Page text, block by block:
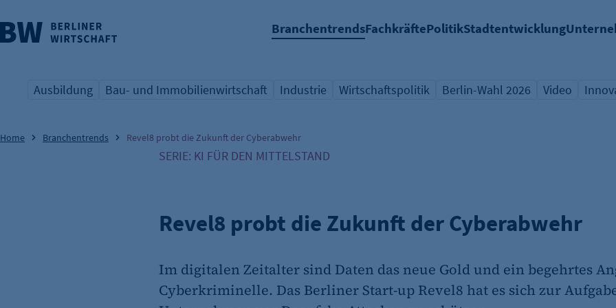
BranchentrendsFachkräftePolitikStadtentwicklung
überspringen
Übersicht Schlagwort
Ausbildung
Übersicht Schlagwort
Bau- und Immobilienwirtschaft
Übersicht Schlagwort
Industrie
Übersicht Schlagwort
Wirtschaftspolitik
Übersicht Schlagwort
Berlin-Wahl 2026
Übersicht
Video
Home Branchentrends Revel8 probt die Zukunft der Cyberabwehr
SERIE: KI FÜR DEN MITTELSTAND
Revel8 probt die Zukunft der Cyberabwehr
Im digitalen Zeitalter sind Daten das neue Gold und ein begehrtes
Cyberkriminelle. Das Berliner Start-up Revel8 hat es sich zur